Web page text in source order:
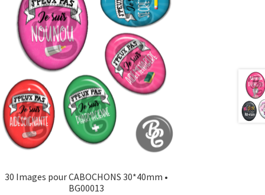
30 Images pour CABOCHONS 30*40mm •
BG00013